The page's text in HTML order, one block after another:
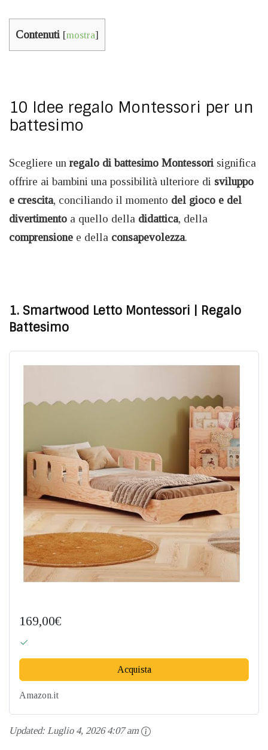
Contenuti [mostra]
10 Idee regalo Montessori per un
battesimo
Scegliere un regalo di battesimo Montessori significa
offrire ai bambini una possibilità ulteriore di sviluppo
e crescita, conciliando il momento del gioco e del
divertimento a quello della didattica, della
comprensione e della consapevolezza.
1. Smartwood Letto Montessori | Regalo
Battesimo
169,00€
Acquista
Amazon.it
Updated: Luglio 4, 2026 4:07 am